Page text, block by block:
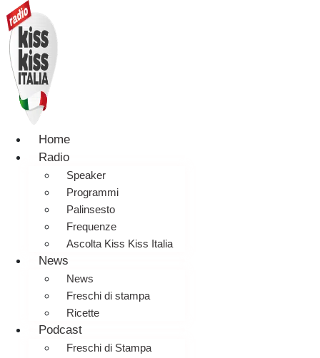
Home
Radio
Speaker
Programmi
Palinsesto
Frequenze
Ascolta Kiss Kiss Italia
News
News
Freschi di stampa
Ricette
Podcast
Freschi di Stampa